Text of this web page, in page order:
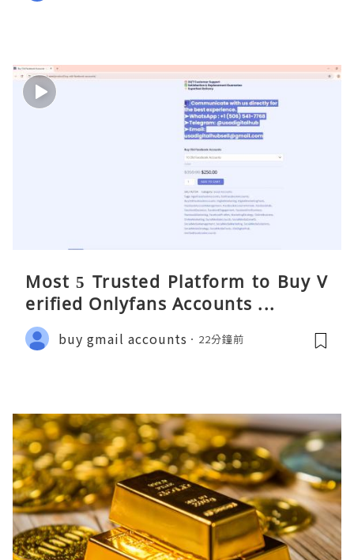
Most 5 Trusted Platform to Buy V
erified Onlyfans Accounts ...
buy gmail accounts 22分鐘前